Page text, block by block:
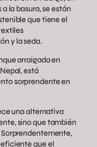
la basura, se están
que tiene el
y la seda.
arraigada en
está
sorprendente en
una alternativa
sino que también
que el